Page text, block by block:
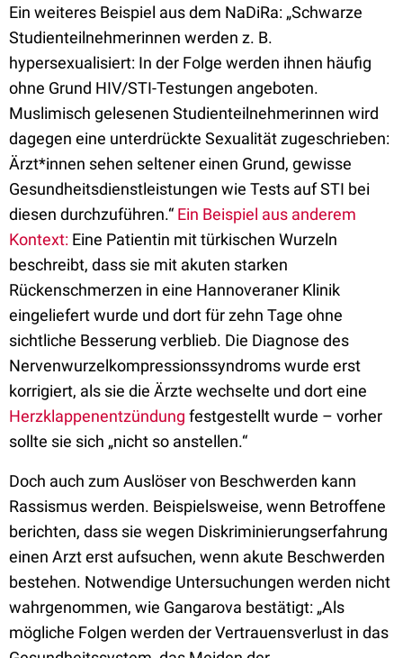
Ein weiteres Beispiel aus dem NaDiRa: „Schwarze
Studienteilnehmerinnen werden z. B.
hypersexualisiert: In der Folge werden ihnen häufig
ohne Grund HIV/STI-Testungen angeboten.
Muslimisch gelesenen Studienteilnehmerinnen wird
dagegen eine unterdrückte Sexualität zugeschrieben:
Ärzt*innen sehen seltener einen Grund, gewisse
Gesundheitsdienstleistungen wie Tests auf STI bei
diesen durchzuführen.“ Ein Beispiel aus anderem
Kontext: Eine Patientin mit türkischen Wurzeln
beschreibt, dass sie mit akuten starken
Rückenschmerzen in eine Hannoveraner Klinik
eingeliefert wurde und dort für zehn Tage ohne
sichtliche Besserung verblieb. Die Diagnose des
Nervenwurzelkompressionssyndroms wurde erst
korrigiert, als sie die Ärzte wechselte und dort eine
Herzklappenentzündung festgestellt wurde – vorher
sollte sie sich „nicht so anstellen.“
Doch auch zum Auslöser von Beschwerden kann
Rassismus werden. Beispielsweise, wenn Betroffene
berichten, dass sie wegen Diskriminierungserfahrung
einen Arzt erst aufsuchen, wenn akute Beschwerden
bestehen. Notwendige Untersuchungen werden nicht
wahrgenommen, wie Gangarova bestätigt: „Als
mögliche Folgen werden der Vertrau­ensverlust in das